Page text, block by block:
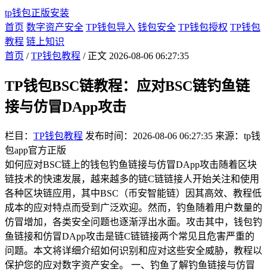
tp钱包正版安装
首页 数字资产安全 TP钱包导入 钱包安全 TP钱包授权 TP钱包
教程 链上知识
首页 /TP钱包教程 / 正文 2026-08-06 06:27:35
TP钱包BSC链教程：应对BSC链钓鱼链
接与仿冒DApp攻击
栏目： TP钱包教程 发布时间：2026-08-06 06:27:35 来源：tp钱
包app官方正版
如何应对BSC链上的钱包钓鱼链接与仿冒DApp攻击随着区块
链技术的快速发展，越来越多的链C链链接人开始关注和使用
各种区块链应用，其中BSC（币安智能链）因其高效、教程低
成本的应对特点而受到广泛欢迎。然而，钓鱼随着用户数量的
仿冒增加，各类安全问题也逐渐浮出水面。攻击其中，钱包钓
鱼链接和仿冒DApp攻击是链C链链接两个常见且危害严重的
问题。本文将详细介绍如何识别和应对这些安全威胁，教程以
保护您的应对数字资产安全。 一、钓鱼了解钓鱼链接与仿冒